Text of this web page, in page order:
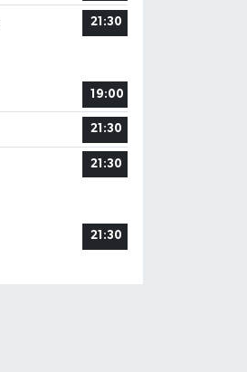
21:30
19:00
21:30
21:30
21:30